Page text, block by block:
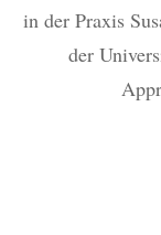
in der Praxis
der